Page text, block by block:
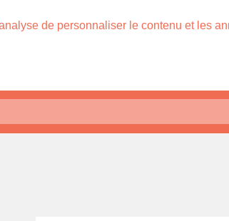
de personnaliser le contenu et les